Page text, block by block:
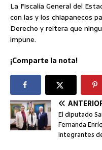
La Fiscalía General del
con las y los chiapanecos
Derecho y reitera que
impune.
¡Comparte la nota!
El diputado
Fernanda
integrantes